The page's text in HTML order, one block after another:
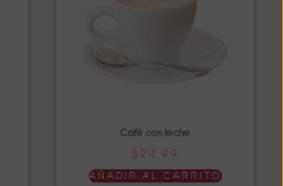
Café con leche
$ 24.99
AÑADIR AL CARRITO